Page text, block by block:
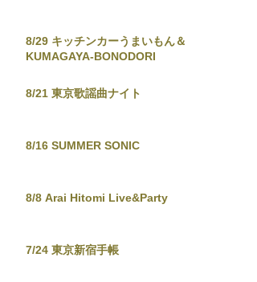
8/29 キッチンカーうまいもん＆
KUMAGAYA-BONODORI
8/21 東京歌謡曲ナイト
8/16 SUMMER SONIC
8/8 Arai Hitomi Live&Party
7/24 東京新宿手帳